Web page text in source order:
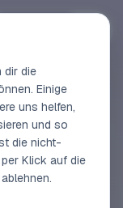
dir die
Einige
uns helfen,
und so
die nicht-
Klick auf die